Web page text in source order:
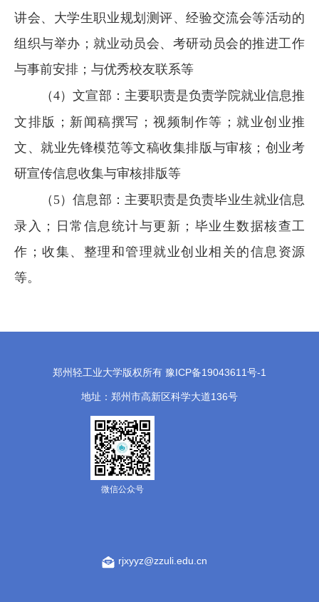
讲会、大学生职业规划测评、经验交流会等活动的
组织与举办；就业动员会、考研动员会的推进工作
与事前安排；与优秀校友联系等
（4）文宣部：主要职责是负责学院就业信息推
文排版；新闻稿撰写；视频制作等；就业创业推
文、就业先锋模范等文稿收集排版与审核；创业考
研宣传信息收集与审核排版等
（5）信息部：主要职责是负责毕业生就业信息
录入；日常信息统计与更新；毕业生数据核查工
作；收集、整理和管理就业创业相关的信息资源
等。
郑州轻工业大学版权所有 豫ICP备19043611号-1
地址：郑州市高新区科学大道136号
微信公众号
rjxyyz@zzuli.edu.cn